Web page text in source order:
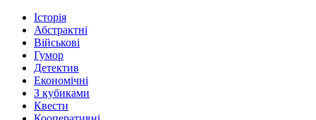
Історія
Абстрактні
Військові
Гумор
Детектив
Економічні
З кубиками
Квести